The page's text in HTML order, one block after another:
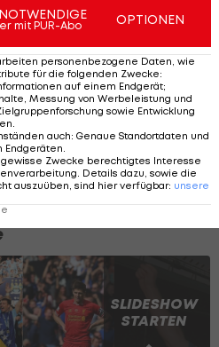
statt Chaos: Wie
Chelsea
hat
Premier League
Titelentscheidungen
SLIDESHOW
STARTEN
mit PUR-Abo OPTIONEN
personenbezogene Daten, wie
für die folgenden Zwecke:
auf einem Endgerät;
Messung von Werbeleistung und
sowie Entwicklung
.
auch: Genaue Standortdaten und
Endgeräten.
Zwecke berechtigtes Interesse
Details dazu, sowie die
auszuüben, sind hier verfügbar: unsere